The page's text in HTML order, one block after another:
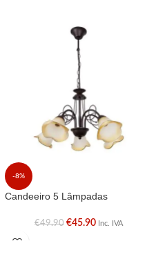
-8%
Candeeiro 5 Lâmpadas
€49.90 €45.90 Inc. IVA